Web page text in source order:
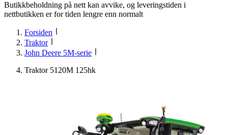
Butikkbeholdning på nett kan avvike, og leveringstiden i
nettbutikken er for tiden lengre enn normalt
Forsiden
Traktor
John Deere 5M-serie
Traktor 5120M 125hk